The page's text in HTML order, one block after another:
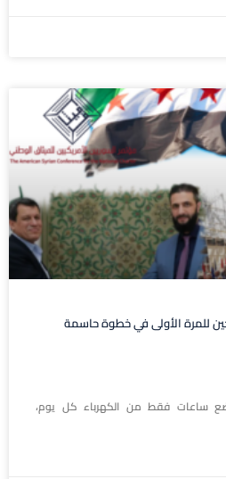
للمرة الأولى في خطوة حاسمة
ساعات فقط من الكهرباء كل يوم،